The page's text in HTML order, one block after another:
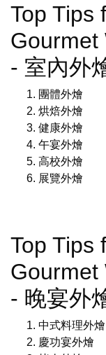
Top Tips
Gourmet
- 室內外
團體外燴
烘焙外燴
健康外燴
午宴外燴
高校外燴
展覽外燴
Top Tips
Gourmet
- 晚宴外
中式料理外燴
慶功宴外燴